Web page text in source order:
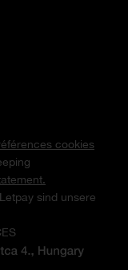
cookies
sind unsere